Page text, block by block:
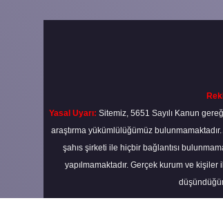
Yasal Uyarı: Sitemiz, 5651 Sayılı Kanun
araştırma yükümlülüğümüz
şahıs şirketi ile hiçbir bağlantısı
yapılmamaktadır. Gerçek kurum ve